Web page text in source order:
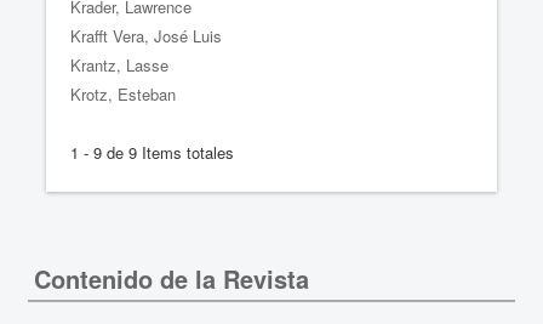
Krader, Lawrence
Krafft Vera, José Luis
Krantz, Lasse
Krotz, Esteban
1 - 9 de 9 Items totales
Contenido de la Revista